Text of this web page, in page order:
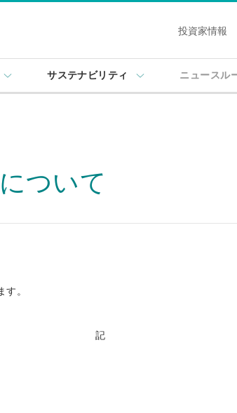
投資家情報
サステナビリティ ニュースル
ついて
。
記